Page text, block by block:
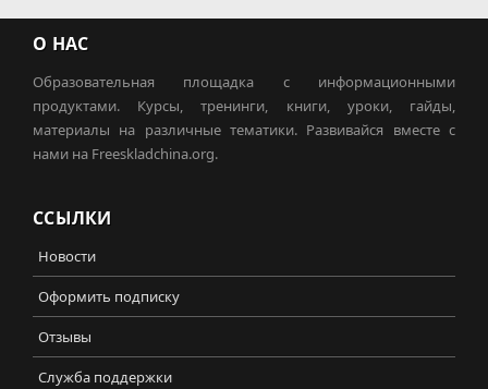
О НАС
Образовательная площадка с информационными
продуктами. Курсы, тренинги, книги, уроки, гайды,
материалы на различные тематики. Развивайся вместе с
нами на Freeskladchina.org.
ССЫЛКИ
Новости
Оформить подписку
Отзывы
Служба поддержки